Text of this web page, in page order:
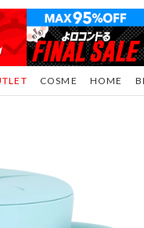
COSME HOME